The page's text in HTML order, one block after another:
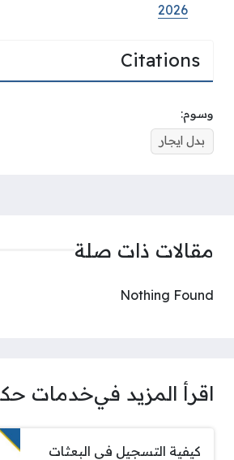
2026
Citations
وسوم:
بدل ايجار
مقالات ذات صلة
Nothing Found
اقرأ المزيد فيخدمات
كيفية التسجيل في البعثات